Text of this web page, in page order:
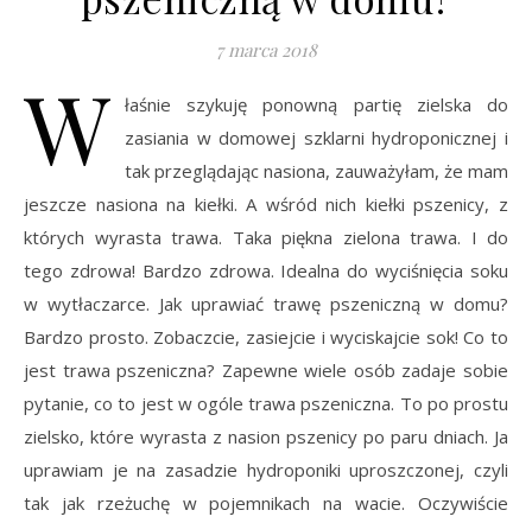
7 marca 2018
W łaśnie szykuję ponowną partię zielska do
zasiania w domowej szklarni hydroponicznej i
tak przeglądając nasiona, zauważyłam, że mam
jeszcze nasiona na kiełki. A wśród nich kiełki pszenicy, z
których wyrasta trawa. Taka piękna zielona trawa. I do
tego zdrowa! Bardzo zdrowa. Idealna do wyciśnięcia soku
w wytłaczarce. Jak uprawiać trawę pszeniczną w domu?
Bardzo prosto. Zobaczcie, zasiejcie i wyciskajcie sok! Co to
jest trawa pszeniczna? Zapewne wiele osób zadaje sobie
pytanie, co to jest w ogóle trawa pszeniczna. To po prostu
zielsko, które wyrasta z nasion pszenicy po paru dniach. Ja
uprawiam je na zasadzie hydroponiki uproszczonej, czyli
tak jak rzeżuchę w pojemnikach na wacie. Oczywiście